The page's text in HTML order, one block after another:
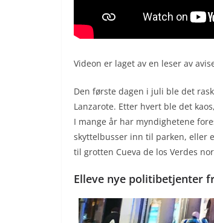
Videon er laget av en leser av
Den første dagen i juli ble det
Lanzarote. Etter hvert ble det
I mange år har myndighetene
skyttelbusser inn til parken, eller
til grotten Cueva de los Verdes
Elleve nye politibetjenter